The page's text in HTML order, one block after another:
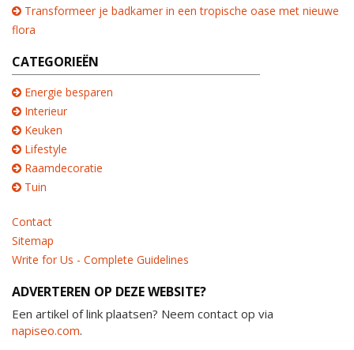
Transformeer je badkamer in een tropische oase met nieuwe
flora
CATEGORIEËN
Energie besparen
Interieur
Keuken
Lifestyle
Raamdecoratie
Tuin
Contact
Sitemap
Write for Us - Complete Guidelines
ADVERTEREN OP DEZE WEBSITE?
Een artikel of link plaatsen? Neem contact op via
napiseo.com.